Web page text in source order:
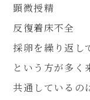
顕微授精
反復着床不全
採卵を繰り返し
という方が多く
共通しているの